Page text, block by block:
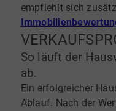
empfiehlt sich
So läuft der
ab.
Ein erfolgreicher
Ablauf. Nach der